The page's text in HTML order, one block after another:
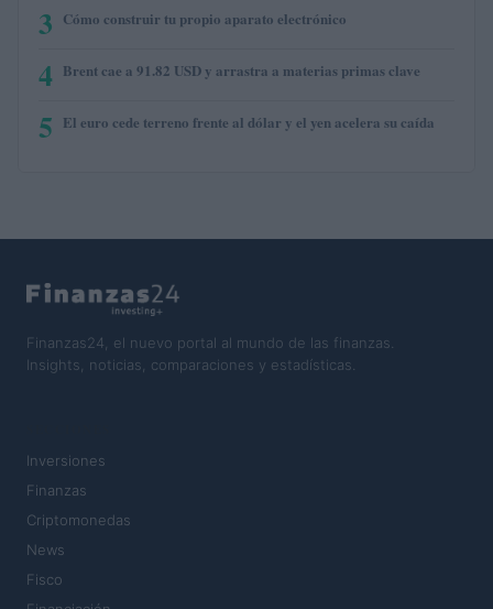
3 Cómo construir tu propio aparato electrónico
4 Brent cae a 91.82 USD y arrastra a materias primas clave
5 El euro cede terreno frente al dólar y el yen acelera su caída
Finanzas24, el nuevo portal al mundo de las finanzas.
Insights, noticias, comparaciones y estadísticas.
Inversiones
Finanzas
Criptomonedas
News
Fisco